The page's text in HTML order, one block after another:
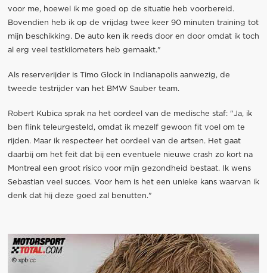
voor me, hoewel ik me goed op de situatie heb voorbereid.
Bovendien heb ik op de vrijdag twee keer 90 minuten training tot
mijn beschikking. De auto ken ik reeds door en door omdat ik toch
al erg veel testkilometers heb gemaakt."
Als reserverijder is Timo Glock in Indianapolis aanwezig, de
tweede testrijder van het BMW Sauber team.
Robert Kubica sprak na het oordeel van de medische staf: "Ja, ik
ben flink teleurgesteld, omdat ik mezelf gewoon fit voel om te
rijden. Maar ik respecteer het oordeel van de artsen. Het gaat
daarbij om het feit dat bij een eventuele nieuwe crash zo kort na
Montreal een groot risico voor mijn gezondheid bestaat. Ik wens
Sebastian veel succes. Voor hem is het een unieke kans waarvan ik
denk dat hij deze goed zal benutten."